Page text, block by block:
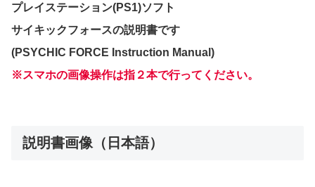
プレイステーション(PS1)ソフト
サイキックフォースの説明書です
(PSYCHIC FORCE Instruction Manual)
※スマホの画像操作は指２本で行ってください。
説明書画像（日本語）